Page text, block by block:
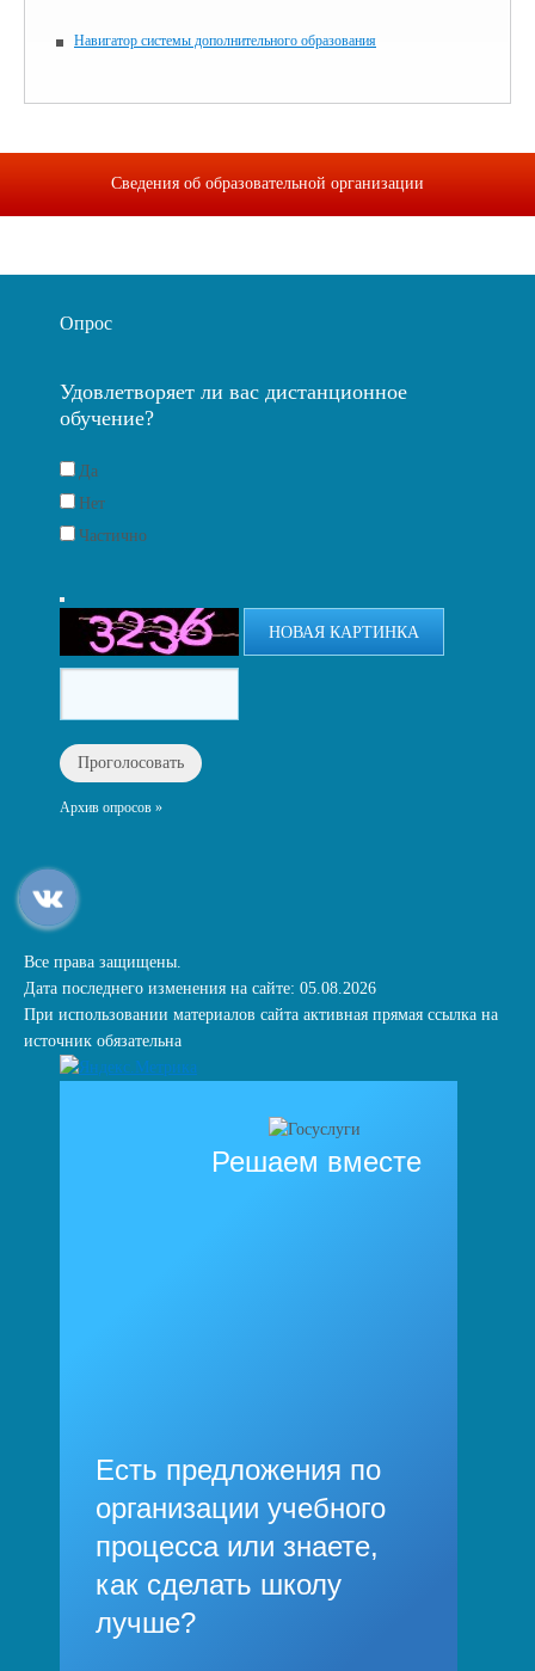
Навигатор системы дополнительного образования
Сведения об образовательной организации
Опрос
Удовлетворяет ли вас дистанционное
обучение?
Да
Нет
Частично
НОВАЯ КАРТИНКА
Архив опросов »
Все права защищены.
Дата последнего изменения на сайте: 05.08.2026
При использовании материалов сайта активная прямая ссылка на
источник обязательна
Решаем вместе
Есть предложения по
организации учебного
процесса или знаете,
как сделать школу
лучше?